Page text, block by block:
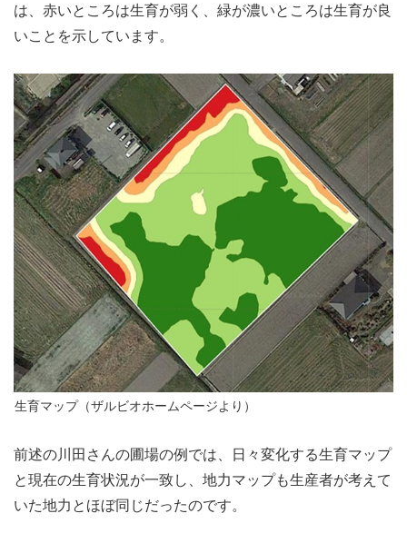
は、赤いところは生育が弱く、緑が濃いところは生育が良
いことを示しています。
生育マップ（ザルビオホームページより）
前述の川田さんの圃場の例では、日々変化する生育マップ
と現在の生育状況が一致し、地力マップも生産者が考えて
いた地力とほぼ同じだったのです。